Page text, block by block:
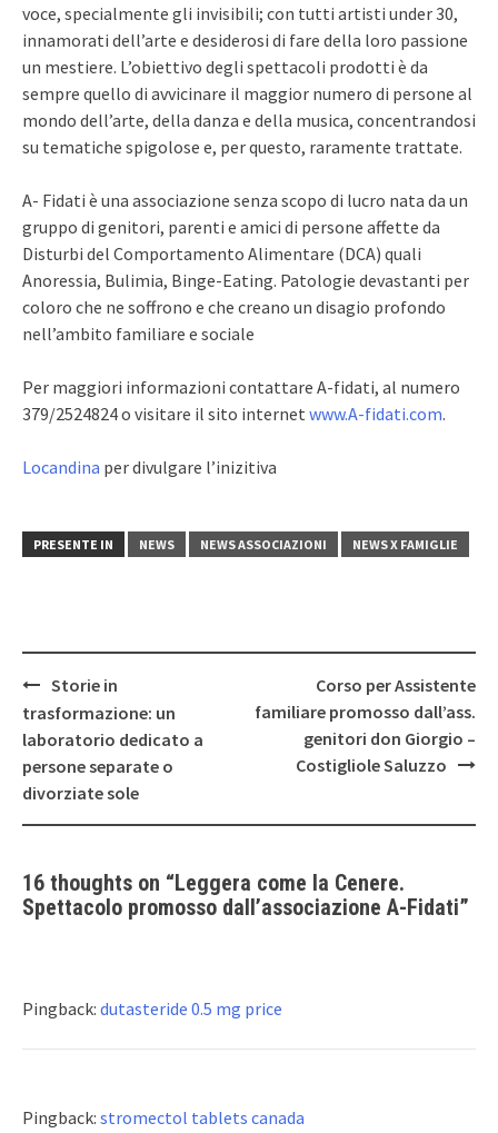
voce, specialmente gli invisibili; con tutti artisti under 30,
innamorati dell’arte e desiderosi di fare della loro passione
un mestiere. L’obiettivo degli spettacoli prodotti è da
sempre quello di avvicinare il maggior numero di persone al
mondo dell’arte, della danza e della musica, concentrandosi
su tematiche spigolose e, per questo, raramente trattate.
A- Fidati è una associazione senza scopo di lucro nata da un
gruppo di genitori, parenti e amici di persone affette da
Disturbi del Comportamento Alimentare (DCA) quali
Anoressia, Bulimia, Binge-Eating. Patologie devastanti per
coloro che ne soffrono e che creano un disagio profondo
nell’ambito familiare e sociale
Per maggiori informazioni contattare A-fidati, al numero
379/2524824 o visitare il sito internet www.A-fidati.com.
Locandina per divulgare l’inizitiva
PRESENTE IN NEWS NEWS ASSOCIAZIONI NEWS X FAMIGLIE
Post
navigation
Storie in
trasformazione: un
laboratorio dedicato a
persone separate o
divorziate sole
Corso per Assistente
familiare promosso dall’ass.
genitori don Giorgio –
Costigliole Saluzzo
16 thoughts on “Leggera come la Cenere.
Spettacolo promosso dall’associazione A-Fidati”
Pingback: dutasteride 0.5 mg price
Pingback: stromectol tablets canada